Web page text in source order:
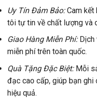
Uy Tín Đảm Bảo:Cam kết
tôi tự tin về chất lượng và
Giao Hàng Miễn Phí:
miễn phí trên toàn quốc.
Quà Tặng Đặc Biệt:Mỗi
đạc cao cấp, giúp bạn ghi
hiệu quả.